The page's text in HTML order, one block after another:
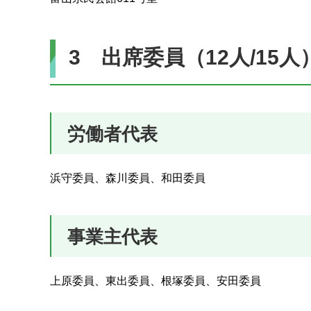
3 出席委員（12人/15人
労働者代表
浜守委員、森川委員、和田委員
事業主代表
上原委員、東出委員、根塚委員、安田委員